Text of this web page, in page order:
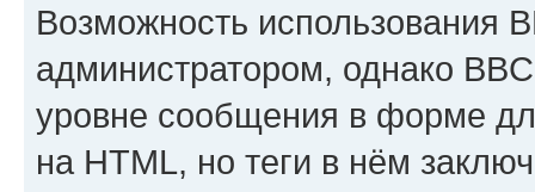
Возможность использования
администратором, однако
уровне сообщения в форме
на HTML, но теги в нём